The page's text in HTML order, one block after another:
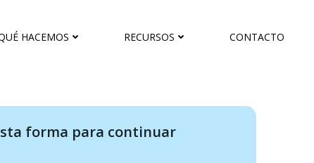
HACEMOS RECURSOS CONTACTO
forma para continuar